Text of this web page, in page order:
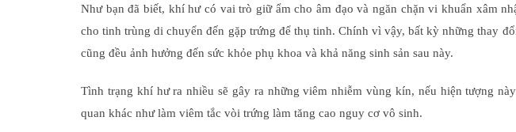
Như bạn đã biết, khí hư có vai trò giữ ẩm cho âm đạo và ngăn chặn vi khuẩn xâm
cho tinh trùng di chuyển đến gặp trứng để thụ tinh. Chính vì vậy, bất kỳ những thay
cũng đều ảnh hưởng đến sức khỏe phụ khoa và khả năng sinh sản sau này.
Tình trạng khí hư ra nhiều sẽ gây ra những viêm nhiễm vùng kín, nếu hiện tượng
quan khác như làm viêm tắc vòi trứng làm tăng cao nguy cơ vô sinh.